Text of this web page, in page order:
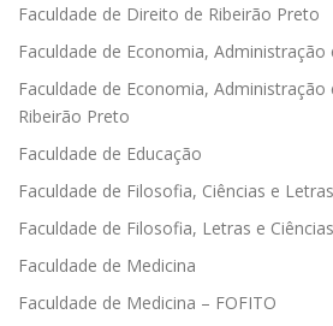
Faculdade de Direito de Ribeirão Preto
Faculdade de Economia, Administração
Faculdade de Economia, Administração
Ribeirão Preto
Faculdade de Educação
Faculdade de Filosofia, Ciências e
Faculdade de Filosofia, Letras e
Faculdade de Medicina
Faculdade de Medicina – FOFITO